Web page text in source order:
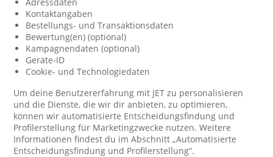
Kontaktangaben
Bestellungs- und Transaktionsdaten
Bewertung(en) (optional)
Kampagnendaten (optional)
Geräte-ID
Cookie- und Technologiedaten
Um deine Benutzererfahrung mit JET zu personalisieren
und die Dienste, die wir dir anbieten, zu optimieren,
können wir automatisierte Entscheidungsfindung und
Profilerstellung für Marketingzwecke nutzen. Weitere
Informationen findest du im Abschnitt „Automatisierte
Entscheidungsfindung und Profilerstellung“.